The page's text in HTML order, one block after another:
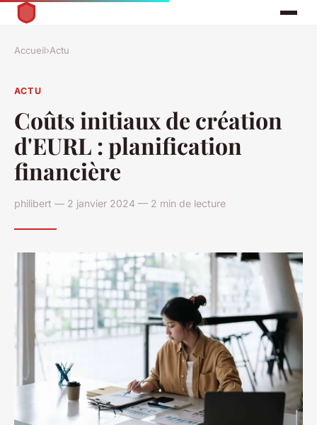
Accueil›Actu
ACTU
Coûts initiaux de création
d'EURL : planification
financière
philibert — 2 janvier 2024 — 2 min de lecture